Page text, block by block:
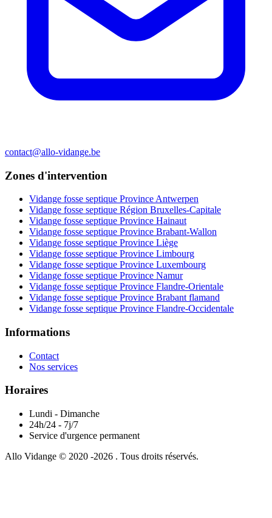
contact@allo-vidange.be
Zones d'intervention
Vidange fosse septique Province Antwerpen
Vidange fosse septique Région Bruxelles-Capitale
Vidange fosse septique Province Hainaut
Vidange fosse septique Province Brabant-Wallon
Vidange fosse septique Province Liège
Vidange fosse septique Province Limbourg
Vidange fosse septique Province Luxembourg
Vidange fosse septique Province Namur
Vidange fosse septique Province Flandre-Orientale
Vidange fosse septique Province Brabant flamand
Vidange fosse septique Province Flandre-Occidentale
Informations
Contact
Nos services
Horaires
Lundi - Dimanche
24h/24 - 7j/7
Service d'urgence permanent
Allo Vidange © 2020 -2026 . Tous droits réservés.